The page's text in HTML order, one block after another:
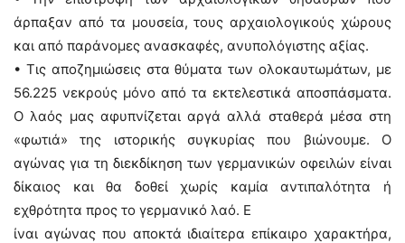
άρπαξαν από τα μουσεία, τους αρχαιολογικούς χώρους
και από παράνομες ανασκαφές, ανυπολόγιστης αξίας.
• Τις αποζημιώσεις στα θύματα των ολοκαυτωμάτων, με
56.225 νεκρούς μόνο από τα εκτελεστικά αποσπάσματα.
Ο λαός μας αφυπνίζεται αργά αλλά σταθερά μέσα στη
«φωτιά» της ιστορικής συγκυρίας που βιώνουμε. Ο
αγώνας για τη διεκδίκηση των γερμανικών οφειλών είναι
δίκαιος και θα δοθεί χωρίς καμία αντιπαλότητα ή
εχθρότητα προς το γερμανικό λαό. Ε
ίναι αγώνας που αποκτά ιδιαίτερα επίκαιρο χαρακτήρα,